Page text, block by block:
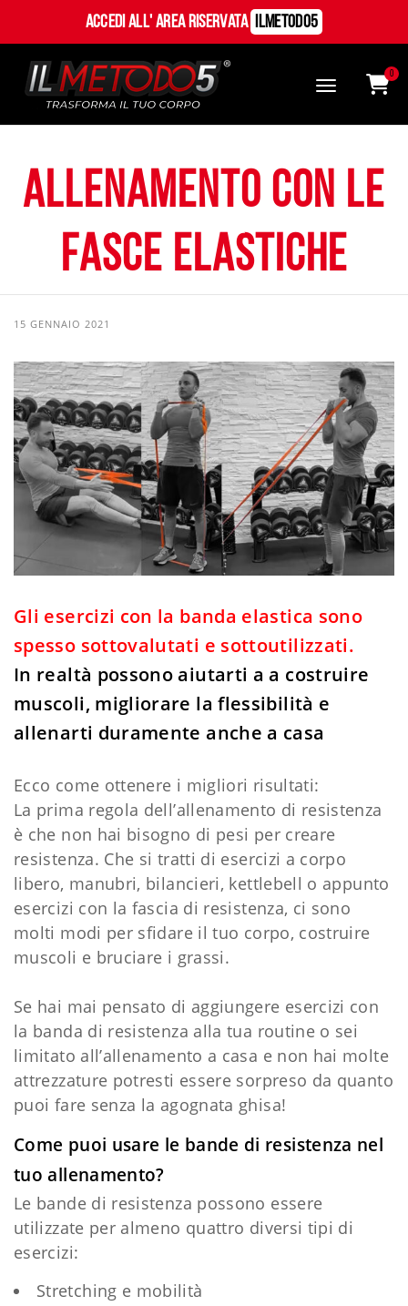
Accedi all' Area Riservata ILMetodo5
0
Allenamento con le
fasce elastiche
15 GENNAIO 2021
Gli esercizi con la banda elastica sono
spesso sottovalutati e sottoutilizzati.
In realtà possono aiutarti a a costruire
muscoli, migliorare la flessibilità e
allenarti duramente anche a casa
Ecco come ottenere i migliori risultati:
La prima regola dell’allenamento di resistenza
è che non hai bisogno di pesi per creare
resistenza. Che si tratti di esercizi a corpo
libero, manubri, bilancieri, kettlebell o appunto
esercizi con la fascia di resistenza, ci sono
molti modi per sfidare il tuo corpo, costruire
muscoli e bruciare i grassi.
Se hai mai pensato di aggiungere esercizi con
la banda di resistenza alla tua routine o sei
limitato all’allenamento a casa e non hai molte
attrezzature potresti essere sorpreso da quanto
puoi fare senza la agognata ghisa!
Come puoi usare le bande di resistenza nel
tuo allenamento?
Le bande di resistenza possono essere
utilizzate per almeno quattro diversi tipi di
esercizi:
Stretching e mobilità